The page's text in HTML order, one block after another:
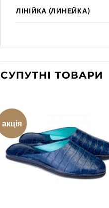
ЛІНІЙКА (ЛИНЕЙКА)
СУПУТНІ ТОВАРИ
акція